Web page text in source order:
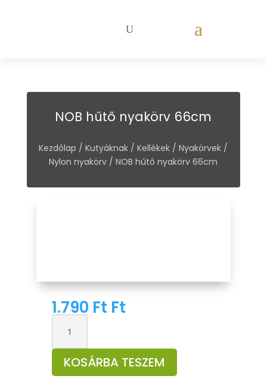
NOB hűtő nyakörv 66cm
Kezdőlap /Kutyáknak /Kellékek /Nyakörvek /
Nylon nyakörv / NOB hűtő nyakörv 66cm
1.790 Ft Ft
hűtő
nyakörv
66cm
mennyiség
KOSÁRBA TESZEM